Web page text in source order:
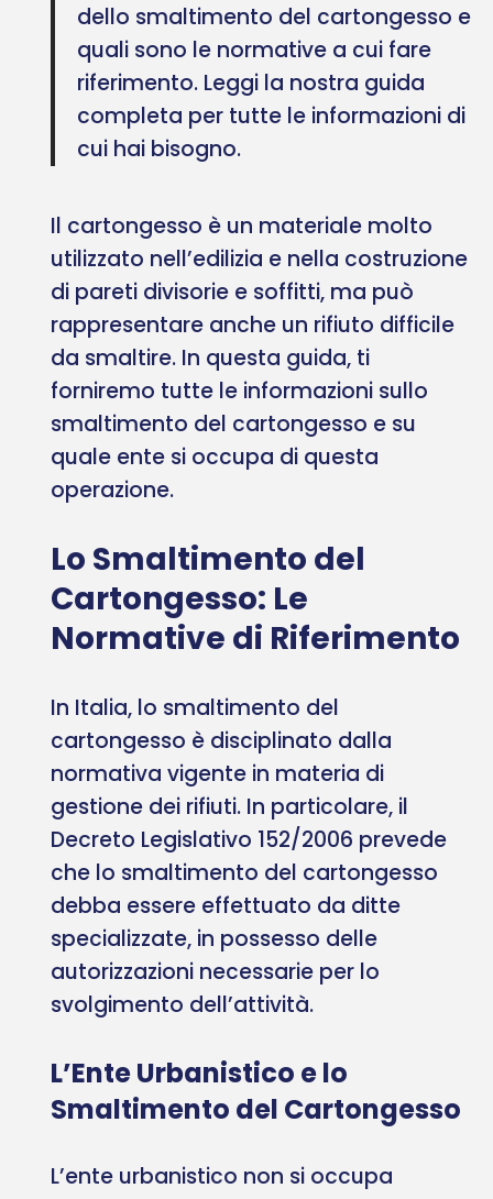
dello smaltimento del cartongesso e
quali sono le normative a cui fare
riferimento. Leggi la nostra guida
completa per tutte le informazioni di
cui hai bisogno.
Il cartongesso è un materiale molto
utilizzato nell’edilizia e nella costruzione
di pareti divisorie e soffitti, ma può
rappresentare anche un rifiuto difficile
da smaltire. In questa guida, ti
forniremo tutte le informazioni sullo
smaltimento del cartongesso e su
quale ente si occupa di questa
operazione.
Lo Smaltimento del
Cartongesso: Le
Normative di Riferimento
In Italia, lo smaltimento del
cartongesso è disciplinato dalla
normativa vigente in materia di
gestione dei rifiuti. In particolare, il
Decreto Legislativo 152/2006 prevede
che lo smaltimento del cartongesso
debba essere effettuato da ditte
specializzate, in possesso delle
autorizzazioni necessarie per lo
svolgimento dell’attività.
L’Ente Urbanistico e lo
Smaltimento del Cartongesso
L’ente urbanistico non si occupa